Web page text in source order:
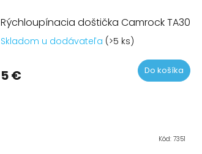
Rýchloupínacia doštička Camrock TA30
Skladom u dodávateľa (>5 ks)
5 € Do košíka
Kód: 7351